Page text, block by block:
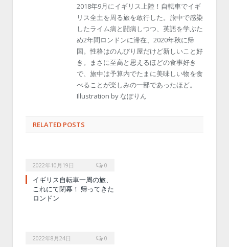
2018年9月にイギリス上陸！自転車でイギ
リス全土を周る旅を敢行した。旅中で感染
したライム病と闘病しつつ、英語を学ぶた
め2年間ロンドンに滞在、2020年秋に帰
国。性格はのんびり屋だけど新しいこと好
き。まさに至高と思えるほどの食事好き
で、旅中は予算内でたまに美味しい物を食
べることが楽しみの一部であったほど。
Illustration by なぽりん
RELATED POSTS
2022年10月19日 0
イギリス自転車一周の旅、
これにて閉幕！ 帰ってきた
ロンドン
2022年8月24日 0